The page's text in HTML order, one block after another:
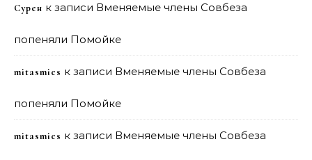
Сурен к записи Вменяемые члены Совбеза
попеняли Помойке
mitasmies к записи Вменяемые члены Совбеза
попеняли Помойке
mitasmies к записи Вменяемые члены Совбеза